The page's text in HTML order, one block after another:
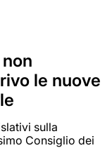
le nuove
sulla
Consiglio dei